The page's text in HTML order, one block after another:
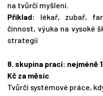
na tvůrčí myšlení.
Příklad: lékař, zubař,
činnost, výuka na vysoké
strategií
8. skupina prací: nejméně
Kč za měsíc
Tvůrčí systémové práce,